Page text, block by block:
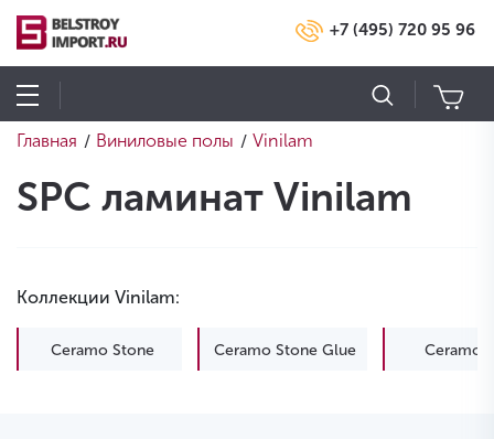
+7 (495) 720 95 96
Главная / Виниловые полы / Vinilam
SPC ламинат Vinilam
Коллекции Vinilam:
Ceramo Stone Ceramo Stone Glue Ceramo